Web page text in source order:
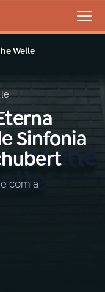
AO VIVO
Welle
Sinfonia
com a